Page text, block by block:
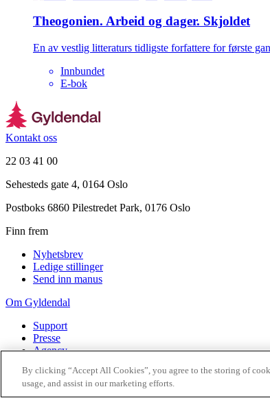
Theogonien. Arbeid og dager. Skjoldet
En av vestlig litteraturs tidligste forfattere for første
Innbundet
E-bok
Kontakt oss
22 03 41 00
Sehesteds gate 4, 0164 Oslo
Postboks 6860 Pilestredet Park, 0176 Oslo
Finn frem
Nyhetsbrev
Ledige stillinger
Send inn manus
Om Gyldendal
Support
Presse
Agency
2026Gyldendal
PersonvernerklæringerInformasjonskapsler
By clicking “Accept All Cookies”, you agree to the storing of
usage, and assist in our marketing efforts.